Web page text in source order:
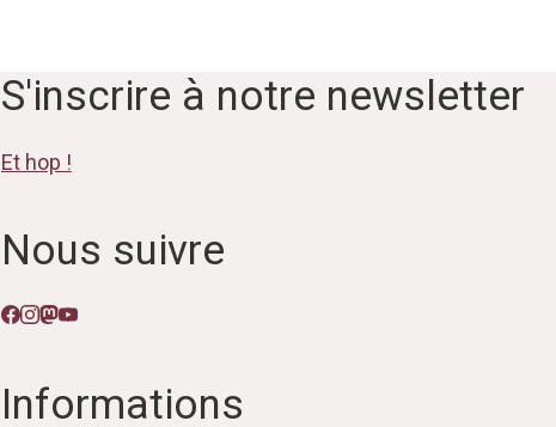
S'inscrire à notre newsletter
Et hop !
Nous suivre
Informations